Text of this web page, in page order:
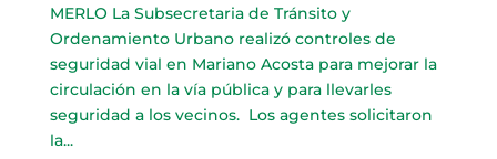
MERLO La Subsecretaria de Tránsito y
Ordenamiento Urbano realizó controles de
seguridad vial en Mariano Acosta para mejorar la
circulación en la vía pública y para llevarles
seguridad a los vecinos. Los agentes solicitaron
la...